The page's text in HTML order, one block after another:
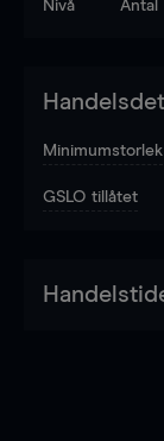
Nivå Antal
Minimumstorlek
GSLO tillåtet